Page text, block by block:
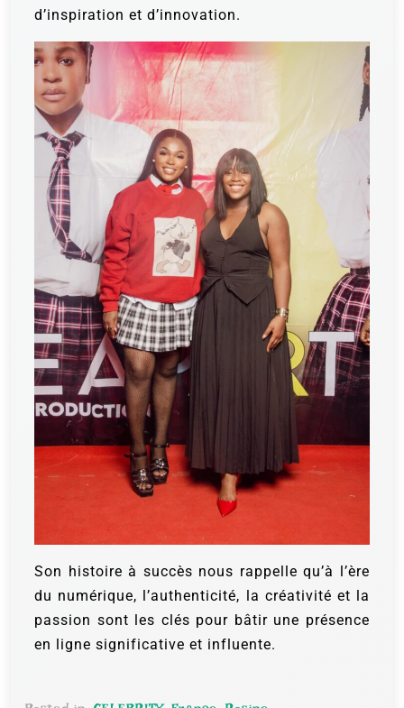
d’inspiration et d’innovation.
Son histoire à succès nous rappelle qu’à l’ère
du numérique, l’authenticité, la créativité et la
passion sont les clés pour bâtir une présence
en ligne significative et influente.